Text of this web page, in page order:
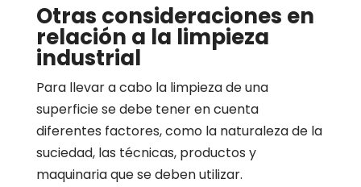
Otras consideraciones en
relación a la limpieza
industrial
Para llevar a cabo la limpieza de una
superficie se debe tener en cuenta
diferentes factores, como la naturaleza de la
suciedad, las técnicas, productos y
maquinaria que se deben utilizar.